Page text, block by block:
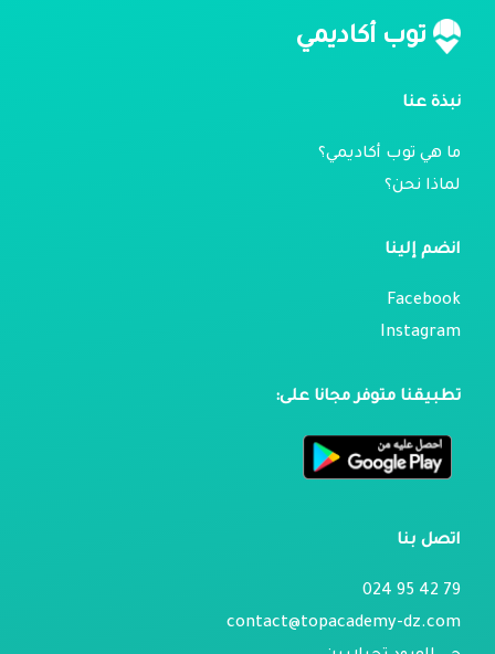
توب أكاديمي
نبذة عنا
ما هي توب أكاديمي؟
لماذا نحن؟
انضم إلينا
Facebook
Instagram
تطبيقنا متوفر مجانا على:
اتصل بنا
79 42 95 024
contact@topacademy-dz.com